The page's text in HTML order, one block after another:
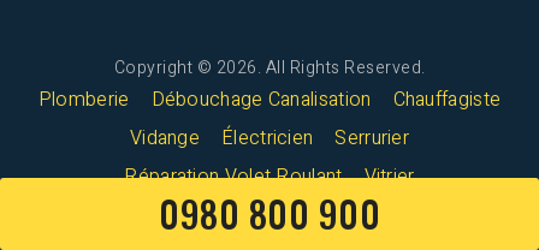
Copyright © 2026. All Rights Reserved.
Plomberie Débouchage Canalisation
Chauffagiste
Vidange
Électricien
Serrurier
Réparation Volet Roulant
Vitrier
0980 800 900